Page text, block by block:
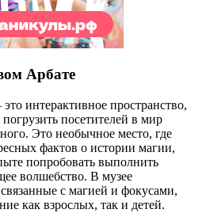
Арбате
интерактивное пространство,
посетителей в мир
Это необычное место, где
фактов о истории магии,
попробовать выполнить
волшебство. В музее
с магией и фокусами,
как взрослых, так и детей.